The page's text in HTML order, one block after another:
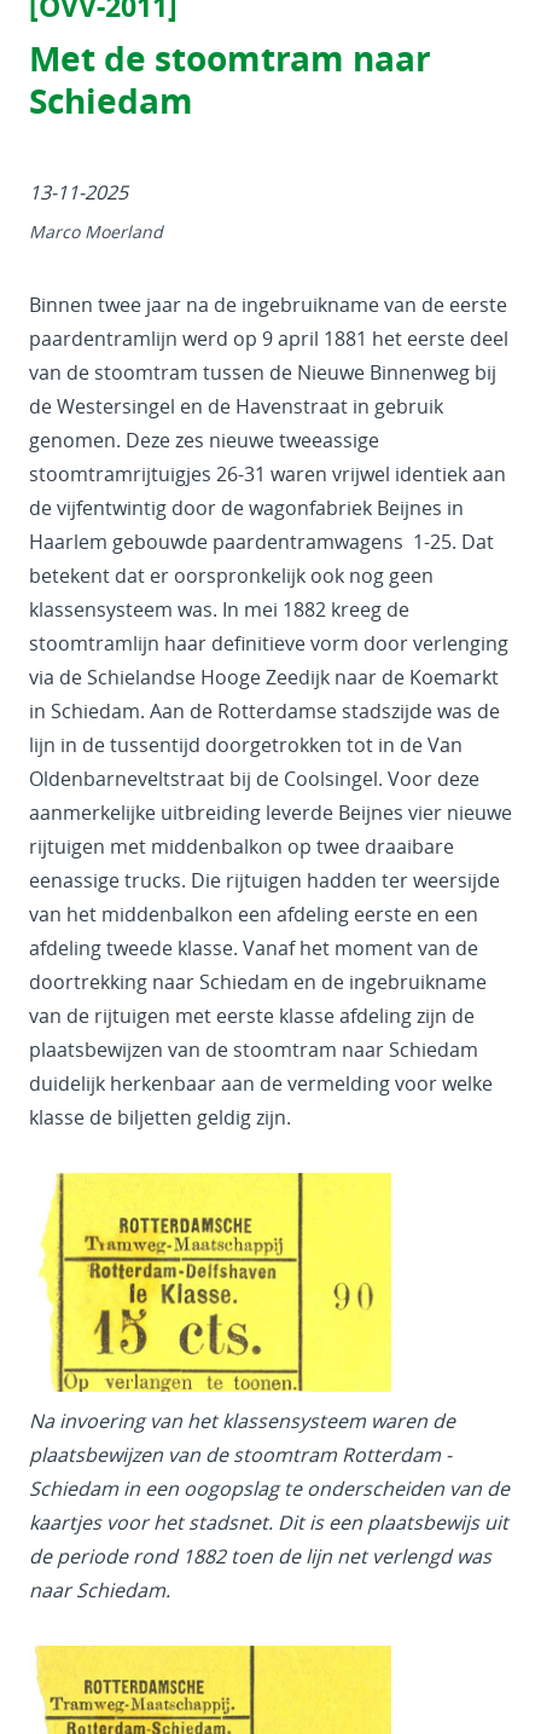
Met de stoomtram naar
Schiedam
13-11-2025
Marco Moerland
Binnen twee jaar na de ingebruikname van de eerste
paardentramlijn werd op 9 april 1881 het eerste deel
van de stoomtram tussen de Nieuwe Binnenweg bij
de Westersingel en de Havenstraat in gebruik
genomen. Deze zes nieuwe tweeassige
stoomtramrijtuigjes 26-31 waren vrijwel identiek aan
de vijfentwintig door de wagonfabriek Beijnes in
Haarlem gebouwde paardentramwagens 1-25. Dat
betekent dat er oorspronkelijk ook nog geen
klassensysteem was. In mei 1882 kreeg de
stoomtramlijn haar definitieve vorm door verlenging
via de Schielandse Hooge Zeedijk naar de Koemarkt
in Schiedam. Aan de Rotterdamse stadszijde was de
lijn in de tussentijd doorgetrokken tot in de Van
Oldenbarneveltstraat bij de Coolsingel. Voor deze
aanmerkelijke uitbreiding leverde Beijnes vier nieuwe
rijtuigen met middenbalkon op twee draaibare
eenassige trucks. Die rijtuigen hadden ter weersijde
van het middenbalkon een afdeling eerste en een
afdeling tweede klasse. Vanaf het moment van de
doortrekking naar Schiedam en de ingebruikname
van de rijtuigen met eerste klasse afdeling zijn de
plaatsbewijzen van de stoomtram naar Schiedam
duidelijk herkenbaar aan de vermelding voor welke
klasse de biljetten geldig zijn.
Na invoering van het klassensysteem waren de
plaatsbewijzen van de stoomtram Rotterdam -
Schiedam in een oogopslag te onderscheiden van de
kaartjes voor het stadsnet. Dit is een plaatsbewijs uit
de periode rond 1882 toen de lijn net verlengd was
naar Schiedam.